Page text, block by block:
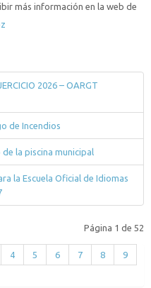
más información en la web de
2026 – OARGT
de Incendios
la piscina municipal
la Escuela Oficial de Idiomas
Página 1 de 52
4 5 6 7 8 9